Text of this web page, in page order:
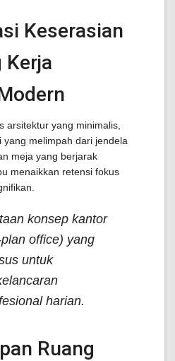
Keserasian
Kerja
arsitektur yang minimalis,
yang melimpah dari jendela
meja yang berjarak
menaikkan retensi fokus
konsep kantor
office) yang
untuk
harian.
Ruang